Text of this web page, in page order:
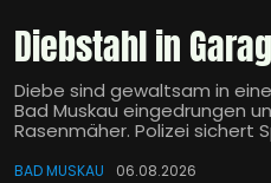
Diebstahl in
Diebe sind gewaltsam in
Bad Muskau eingedrungen
Rasenmäher. Polizei sichert
BAD MUSKAU 06.08.2026